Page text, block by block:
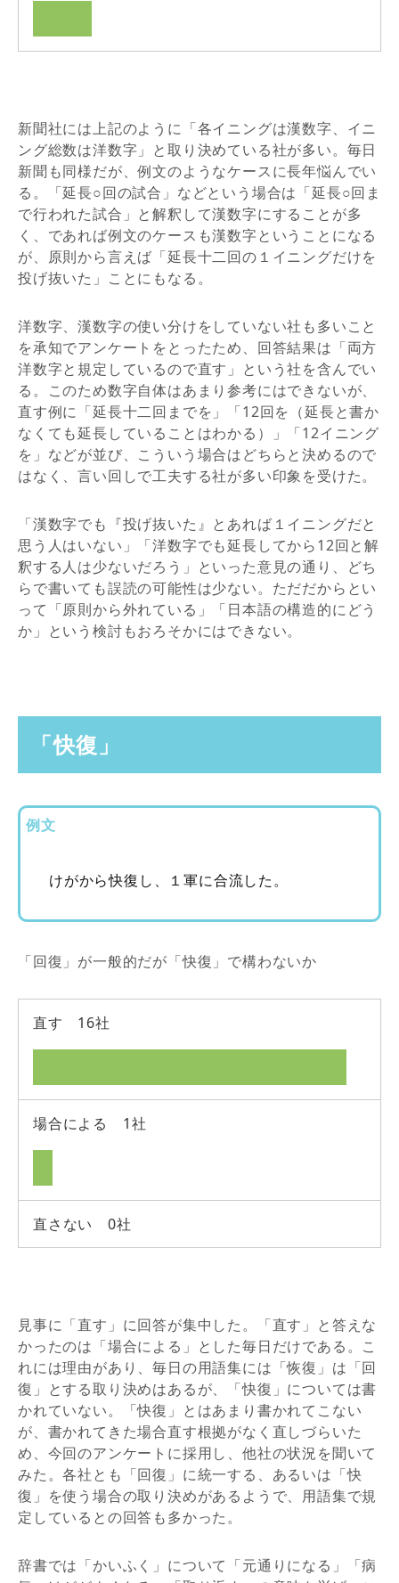
新聞社には上記のように「各イニングは漢数字、イニ
ング総数は洋数字」と取り決めている社が多い。毎日
新聞も同様だが、例文のようなケースに長年悩んでい
る。「延長○回の試合」などという場合は「延長○回ま
で行われた試合」と解釈して漢数字にすることが多
く、であれば例文のケースも漢数字ということになる
が、原則から言えば「延長十二回の１イニングだけを
投げ抜いた」ことにもなる。
洋数字、漢数字の使い分けをしていない社も多いこと
を承知でアンケートをとったため、回答結果は「両方
洋数字と規定しているので直す」という社を含んでい
る。このため数字自体はあまり参考にはできないが、
直す例に「延長十二回までを」「12回を（延長と書か
なくても延長していることはわかる）」「12イニング
を」などが並び、こういう場合はどちらと決めるので
はなく、言い回しで工夫する社が多い印象を受けた。
「漢数字でも『投げ抜いた』とあれば１イニングだと
思う人はいない」「洋数字でも延長してから12回と解
釈する人は少ないだろう」といった意見の通り、どち
らで書いても誤読の可能性は少ない。ただだからとい
って「原則から外れている」「日本語の構造的にどう
か」という検討もおろそかにはできない。
「快復」
例文
けがから快復し、１軍に合流した。
「回復」が一般的だが「快復」で構わないか
直す 16社
場合による 1社
直さない 0社
見事に「直す」に回答が集中した。「直す」と答えな
かったのは「場合による」とした毎日だけである。こ
れには理由があり、毎日の用語集には「恢復」は「回
復」とする取り決めはあるが、「快復」については書
かれていない。「快復」とはあまり書かれてこない
が、書かれてきた場合直す根拠がなく直しづらいた
め、今回のアンケートに採用し、他社の状況を聞いて
みた。各社とも「回復」に統一する、あるいは「快
復」を使う場合の取り決めがあるようで、用語集で規
定しているとの回答も多かった。
辞書では「かいふく」について「元通りになる」「病